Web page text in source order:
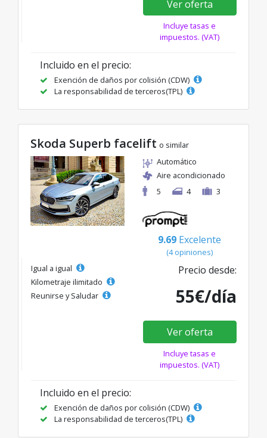
Ver oferta
Incluye tasas e
impuestos. (VAT)
Incluido en el precio:
Exención de daños por colisión (CDW)
La responsabilidad de terceros(TPL)
Skoda Superb facelift o similar
Automático
Aire acondicionado
5
4 3
9.69 Excelente
(4 opiniones)
Igual a igual
Kilometraje ilimitado
Reunirse y Saludar
Precio desde:
55€/día
Ver oferta
Incluye tasas e
impuestos. (VAT)
Incluido en el precio:
Exención de daños por colisión (CDW)
La responsabilidad de terceros(TPL)